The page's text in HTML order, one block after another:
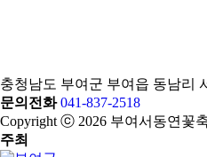
충청남도 부여군 부여읍 동남리
문의전화 041-837-2518
Copyright ⓒ 2026 부여서동연꽃축
주최